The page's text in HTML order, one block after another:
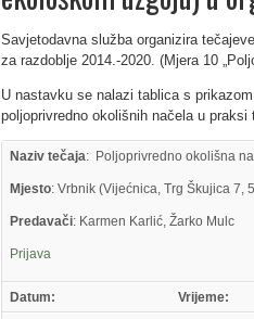
Savjetodavna služba organizira
za razdoblje 2014.-2020. (Mjera 10
U nastavku se nalazi tablica s
poljoprivredno okolišnih načela u
Naziv tečaja: Poljoprivredno okolišna
Mjesto: Vrbnik (Vijećnica, Trg Škujica 7,
Predavači: Karmen Karlić, Žarko Mulc
Prijava
Datum: Vrijeme: